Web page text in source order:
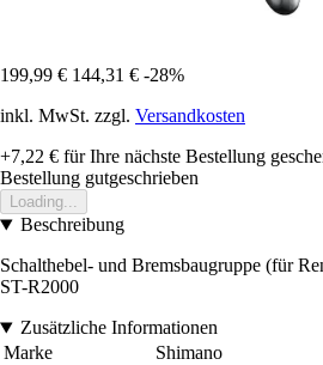
199,99 € 144,31 € -28%
inkl. MwSt. zzgl. Versandkosten
+7,22 € für Ihre nächste Bestellung
Bestellung gutgeschrieben
Loading...
Beschreibung
Schalthebel- und Bremsbaugruppe (für
ST-R2000
Zusätzliche Informationen
Marke
Shimano